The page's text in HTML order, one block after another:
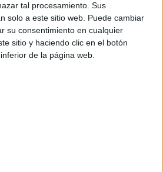
tal procesamiento. Sus
solo a este sitio web. Puede cambiar
su consentimiento en cualquier
sitio y haciendo clic en el botón
de la página web.